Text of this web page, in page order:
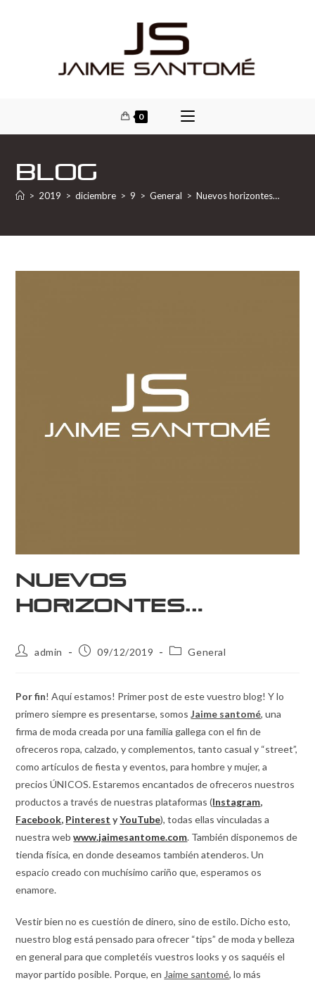
0
Blog
> 2019 > diciembre > 9 > General > Nuevos horizontes…
Nuevos
horizontes…
admin 09/12/2019 General
Por fin! Aquí estamos! Primer post de este vuestro blog! Y lo
primero siempre es presentarse, somosJaime santomé, una
firma de moda creada por una familia gallega con el fin de
ofreceros ropa, calzado, y complementos, tanto casual y “street”,
como artículos de fiesta y eventos, para hombre y mujer, a
precios ÚNICOS. Estaremos encantados de ofreceros nuestros
productos a través de nuestras plataformas (Instagram,
Facebook, Pinterest yYouTube), todas ellas vinculadas a
nuestra webwww.jaimesantome.com. También disponemos de
tienda física, en donde deseamos también atenderos. Un
espacio creado con muchísimo cariño que, esperamos os
enamore.
Vestir bien no es cuestión de dinero, sino de estilo. Dicho esto,
nuestro blog está pensado para ofrecer “tips” de moda y belleza
en general para que completéis vuestros looks y os saquéis el
mayor partido posible. Porque, en Jaime santomé, lo más